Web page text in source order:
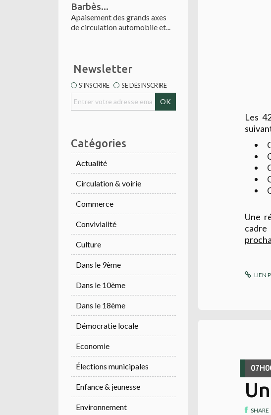
Barbès...
Apaisement des grands axes
de circulation automobile et...
Newsletter
S'INSCRIRE SE DÉSINSCRIRE
Catégories
Actualité
Circulation & voirie
Commerce
Convivialité
Culture
Dans le 9ème
Dans le 10ème
Dans le 18ème
Démocratie locale
Economie
Élections municipales
Enfance & jeunesse
Environnement
Les
Une
LIEN
SHARE